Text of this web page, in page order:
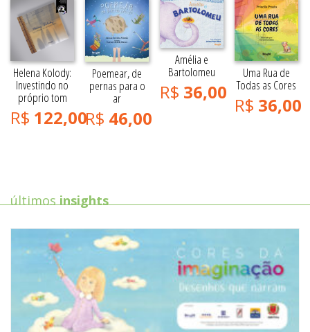
Helena Kolody:
Investindo no
próprio tom
R$ 122,00
Poemear, de
pernas para o
ar
R$ 46,00
Amélia e
Bartolomeu
R$ 36,00
Uma Rua de
Todas as Cores
R$ 36,00
últimosinsights